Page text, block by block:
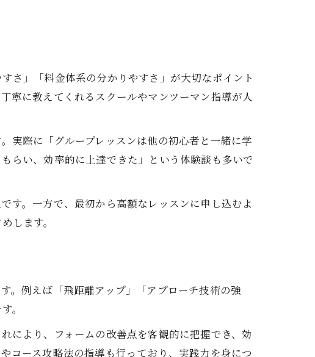
さ」「料金体系の分かりやすさ」が大切なポイント
寧に教えてくれるスクールやマンツーマン指導が人
実際に「グループレッスンは他の初心者と一緒に学
らい、効率的に上達できた」という体験談も多いで
す。一方で、最初から高額なレッスンに申し込むよ
します。
。例えば「飛距離アップ」「アプローチ技術の強
。
により、フォームの改善点を客観的に把握でき、効
コース攻略法の指導も行っており、実践力を身につ